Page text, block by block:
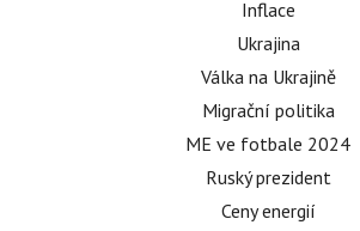
Inflace
Ukrajina
Válka na Ukrajině
Migrační politika
ME ve fotbale 2024
Ruský prezident
Ceny energií